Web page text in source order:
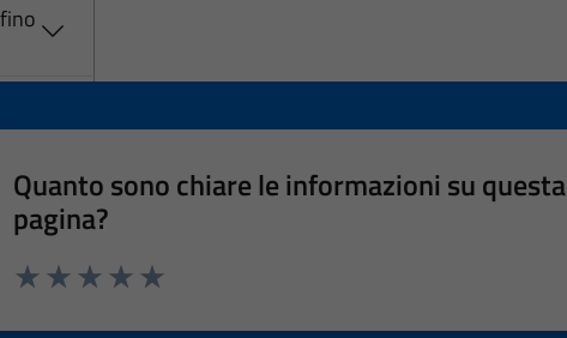
Quanto sono chiare le informazioni su questa
pagina?